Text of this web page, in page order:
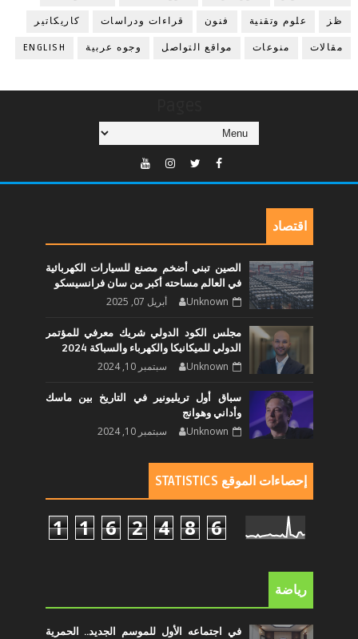
ظز علوم وتقنية فنون قراءات ودراسات كاريكاتير
مقالات منوعات مواقع التواصل وجوه عربية ENGLISH
اقتصاد
الصين تبني أضخم مصنع للسيارات الكهربائية
في العالم مساحته أكبر من سان فرانسيسكو
Unknown أبريل 07, 2025
مجلس الكود الدولي شريك معرفي للمؤتمر
الدولي للميكانيكا والكهرباء والسباكة 2024
Unknown سبتمبر 10, 2024
سباق أول تريليونير في التاريخ بين ماسك
وأداني وهوانج
Unknown سبتمبر 10, 2024
إحصاءات الموقع STATISTICS
1 1 6 2 4 8 6
رياضة
في اجتماعه الأول للموسم الجديد.. الحمرية